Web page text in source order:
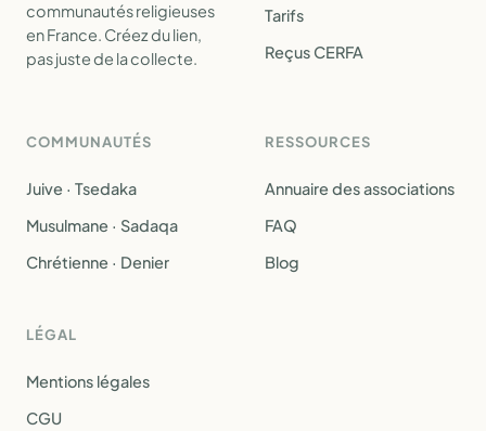
communautés religieuses
en France. Créez du lien,
pas juste de la collecte.
Tarifs
Reçus CERFA
COMMUNAUTÉS
Juive · Tsedaka
Musulmane · Sadaqa
Chrétienne · Denier
RESSOURCES
Annuaire des associations
FAQ
Blog
LÉGAL
Mentions légales
CGU